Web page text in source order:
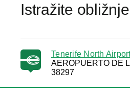
Istražite
Tenerife North
AEROPUERTO DE
38297